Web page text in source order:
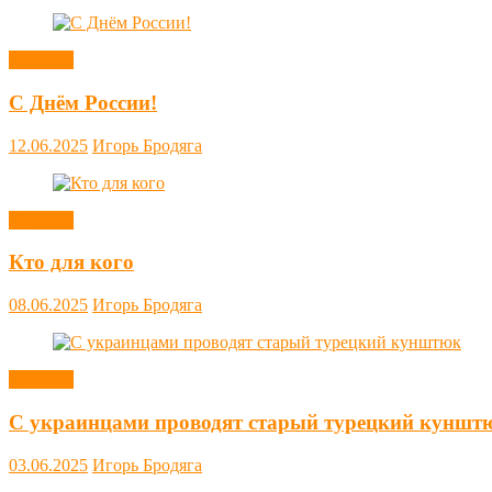
С Днём России!
12.06.2025 Игорь Бродяга
Кто для кого
08.06.2025 Игорь Бродяга
С украинцами проводят старый турецкий
03.06.2025 Игорь Бродяга